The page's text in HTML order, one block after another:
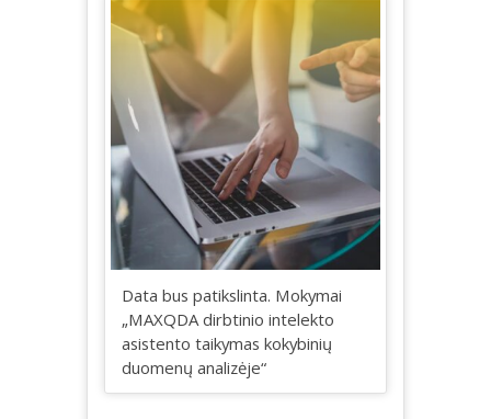
Data bus patikslinta. Mokymai
„MAXQDA dirbtinio intelekto
asistento taikymas kokybinių
duomenų analizėje“